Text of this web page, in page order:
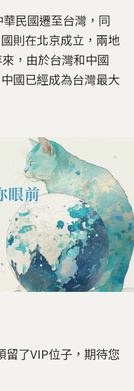
民國遷至台灣，同
則在北京成立，兩地
，由於台灣和中國
國已經成為台灣最大
留了VIP位子，期待您